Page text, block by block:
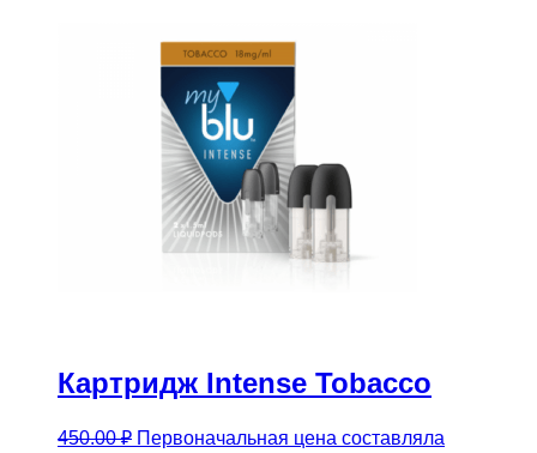
Картридж Intense Tobacco
450.00₽ Первоначальная цена составляла